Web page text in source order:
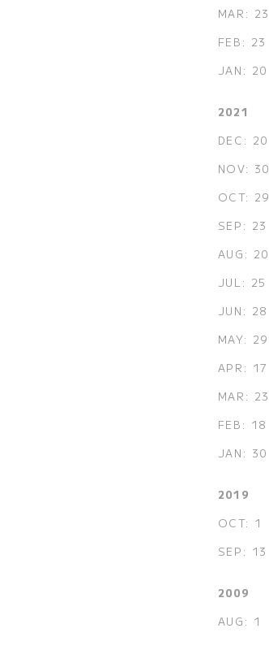
MAR: 23
FEB: 23
JAN: 20
2021
DEC: 20
NOV: 30
OCT: 29
SEP: 23
AUG: 20
JUL: 25
JUN: 28
MAY: 29
APR: 17
MAR: 23
FEB: 18
JAN: 30
2019
OCT: 1
SEP: 13
2009
AUG: 1